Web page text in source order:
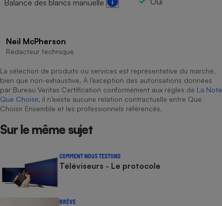
Balance des blancs manuelle
Neil McPherson
Rédacteur technique
La sélection de produits ou services est représentative du marché,
bien que non-exhaustive. À l’exception des autorisations données
par Bureau Veritas Certification conformément aux règles de La Note
Que Choisir, il n’existe aucune relation contractuelle entre Que
Choisir Ensemble et les professionnels référencés.
Sur le même sujet
COMMENT NOUS TESTONS
Téléviseurs - Le protocole
BRÈVE